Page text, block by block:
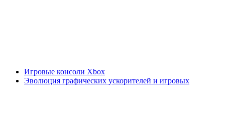
Игровые консоли Xbox
Эволюция графических ускорителей и игровых